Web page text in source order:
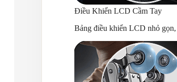
Điều Khiển LCD Cầm Tay
Bảng điều khiển LCD nhỏ gọn,